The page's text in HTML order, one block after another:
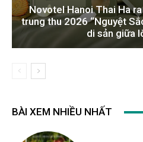
Novotel Hanoi Thai Ha
trung thu 2026 “Nguyệt
di sản giữa
BÀI XEM NHIỀU NHẤT